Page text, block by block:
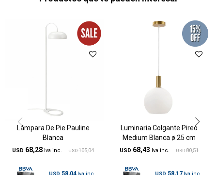
Lámpara De Pie Pauline
Blanca
USD 68,28 USD 105,04
Luminaria Colgante Pireo
Medium Blanca ø 25 cm
USD 68,43 USD 80,51